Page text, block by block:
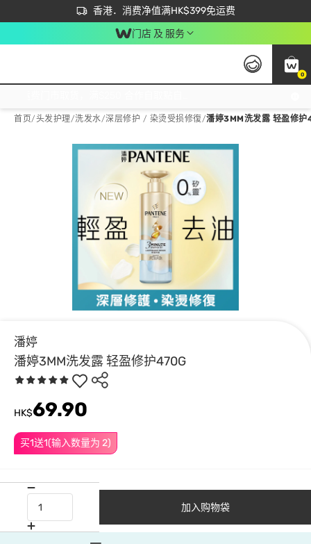
香港．消费净值满HK$399免运费
立即成为易赏钱会员尽享独家优惠
首次APP下单买满$450 输入 NEWAPP 即减$50
门店 及 服务
0
首页/头发护理/洗发水/深层修护 / 染烫受损修復/潘婷3MM洗发露 轻盈修护
潘婷
潘婷3MM洗发露 轻盈修护470G
买1送1(输入数量为 2)
HK$69.90
加入购物袋